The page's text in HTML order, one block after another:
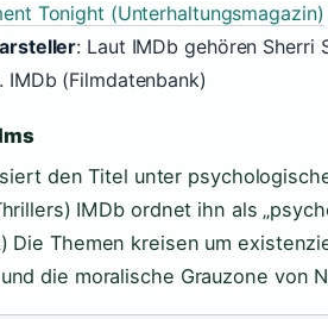
Tonight (Unterhaltungsmagazin)
: Laut IMDb gehören Sherri
IMDb (Filmdatenbank)
den Titel unter
IMDb ordnet ihn als
Die Themen kreisen um
die moralische Grauzone von